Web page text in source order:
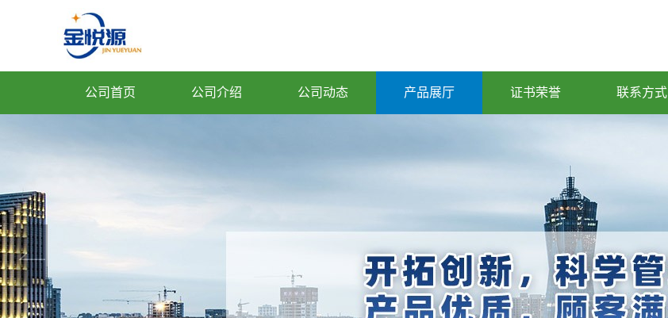
公司首页 公司介绍 公司动态 产品展厅 证书荣誉 联系方式